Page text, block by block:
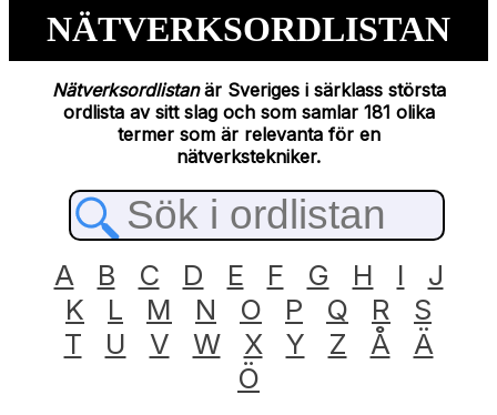
NÄTVERKSORDLISTAN
Nätverksordlistanär Sveriges i särklass största
ordlista av sitt slag och som samlar 181 olika
termer som är relevanta för en
nätverkstekniker.
A B C D E F G H I
J
K
L M N O P Q R
S
T
U V W X Y Z Å
Ä
Ö